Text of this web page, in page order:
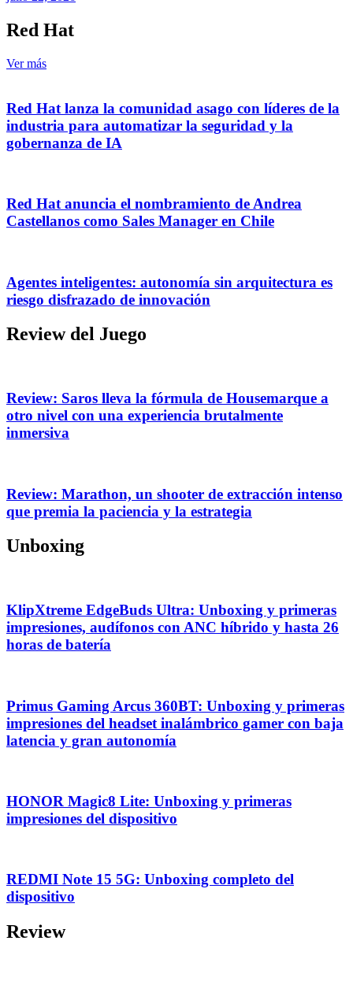
Red Hat
Ver más
Red Hat lanza la comunidad asago con líderes de la
industria para automatizar la seguridad y la
gobernanza de IA
Red Hat anuncia el nombramiento de Andrea
Castellanos como Sales Manager en Chile
Agentes inteligentes: autonomía sin arquitectura es
riesgo disfrazado de innovación
Review del Juego
Review: Saros lleva la fórmula de Housemarque a
otro nivel con una experiencia brutalmente
inmersiva
Review: Marathon, un shooter de extracción intenso
que premia la paciencia y la estrategia
Unboxing
KlipXtreme EdgeBuds Ultra: Unboxing y primeras
impresiones, audífonos con ANC híbrido y hasta 26
horas de batería
Primus Gaming Arcus 360BT: Unboxing y primeras
impresiones del headset inalámbrico gamer con baja
latencia y gran autonomía
HONOR Magic8 Lite: Unboxing y primeras
impresiones del dispositivo
REDMI Note 15 5G: Unboxing completo del
dispositivo
Review